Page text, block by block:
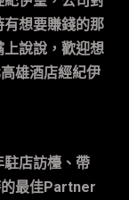
想要賺錢的那
說說，歡迎想
雄酒店經紀伊
店訪檯、帶
最佳Partner